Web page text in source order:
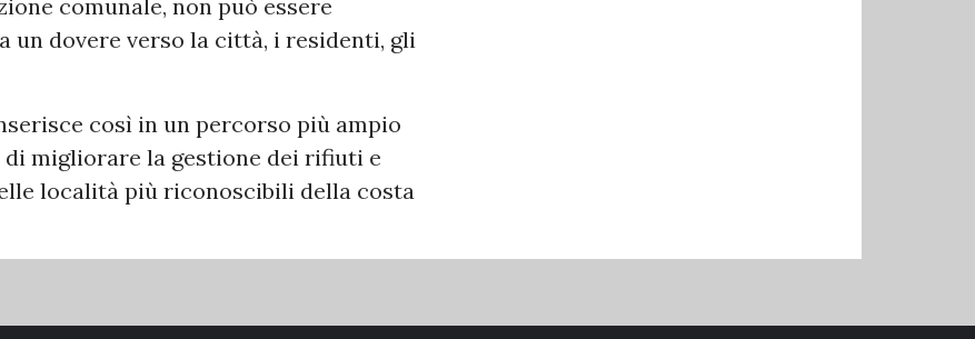
comunale, non può essere
un dovere verso la città, i residenti, gli
così in un percorso più ampio
migliorare la gestione dei rifiuti e
località più riconoscibili della costa